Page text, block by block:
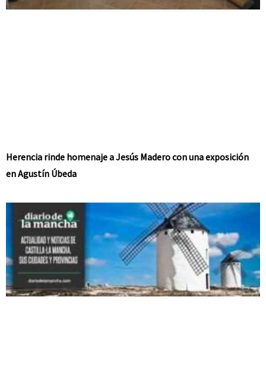
Herencia rinde homenaje a Jesús Madero con una exposición
en Agustín Úbeda